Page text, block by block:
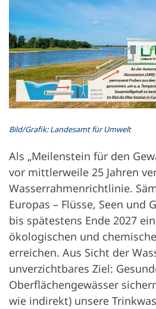
Bild/Grafik: Landesamt für Umwelt
Als „Meilenstein für den
vor mittlerweile 25 Jahren
Wasserrahmenrichtlinie.
Europas – Flüsse, Seen und
bis spätestens Ende 2027
ökologischen und
erreichen. Aus Sicht der
unverzichtbares Ziel:
Oberflächengewässer
wie indirekt) unsere